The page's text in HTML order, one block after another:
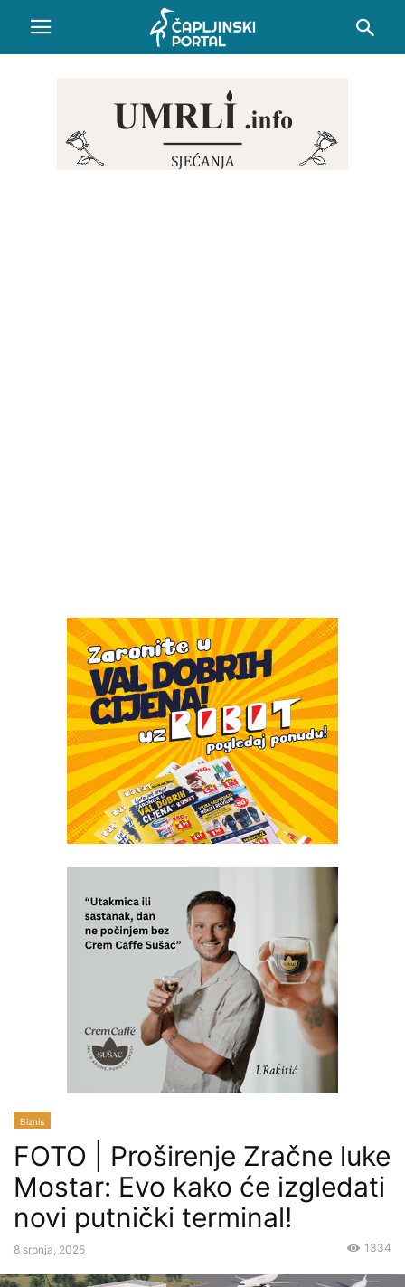
Biznis
FOTO | Proširenje Zračne luke
Mostar: Evo kako će izgledati
novi putnički terminal!
8 srpnja, 2025 1334